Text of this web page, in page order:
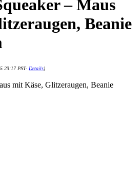
– Maus
Beanie
23:17 PST- Details)
mit Käse, Glitzeraugen, Beanie